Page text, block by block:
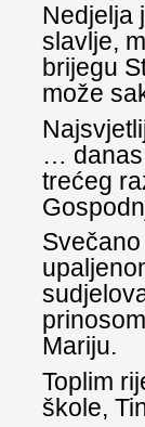
Nedjelja
slavlje,
brijegu
može
… danas
trećeg
Mariju.
Toplim
škole,